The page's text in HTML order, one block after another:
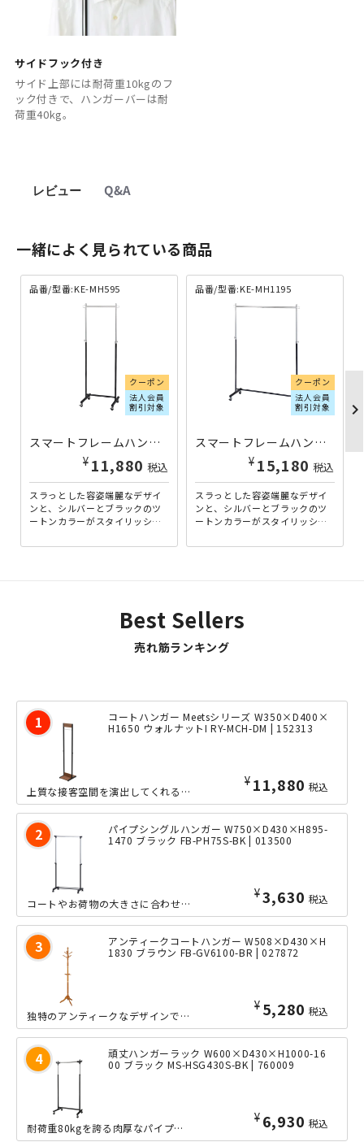
サイドフック付き
サイド上部には耐荷重10kgのフ
ック付きで、ハンガーバーは耐
荷重40kg。
レビュー Q&A
一緒によく見られている商品
品番/型番:KE-MH595
クーポン
法人会員
割引対象
スマートフレームハンガー W595×D435×H1140-1600 KE-MH595 | 804635
¥ 11,880 税込
スラっとした容姿端麗なデザイ
ンと、シルバーとブラックのツ
ートンカラーがスタイリッシュ
フレームハンガーのコンパク
品番/型番:KE-MH1195
クーポン
法人会員
割引対象
スマートフレームハンガー W1195×D435×H1140-1600 KE-MH1195 | 804637
¥ 15,180 税込
スラっとした容姿端麗なデザイ
ンと、シルバーとブラックのツ
ートンカラーがスタイリッシュ
フレームハンガーのワイドな
chevron_right
Best Sellers
売れ筋ランキング
コートハンガー Meetsシリーズ W350×D400×
H1650 ウォルナットI RY-MCH-DM | 152313
¥ 11,880 税込
上質な接客空間を演出してくれる、エントランス向け家具「Meets」シリーズのコー...
パイプシングルハンガー W750×D430×H895-
1470 ブラック FB-PH75S-BK | 013500
¥3,630 税込
コートやお荷物の大きさに合わせて高さを上下に伸縮できる、業務用シングルパイプハン...
アンティークコートハンガー W508×D430×H
1830 ブラウン FB-GV6100-BR | 027872
¥ 5,280 税込
独特のアンティークなデザインで周囲に温かな印象を与える、天然木（ラバーウッド）製...
頑丈ハンガーラック W600×D430×H1000-16
00 ブラック MS-HSG430S-BK | 760009
¥ 6,930 税込
耐荷重80kgを誇る肉厚なパイプで、重みのある衣類をしっかりと支える、頑丈なハン...